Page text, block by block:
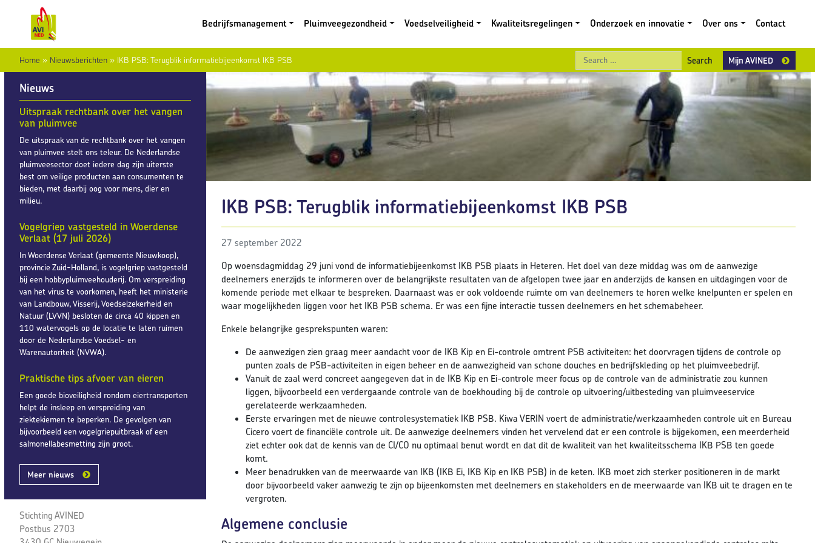
Bedrijfsmanagement
Pluimveegezondheid Voedselveiligheid Kwaliteitsregelingen Onderzoek en innovatie Over ons Contact
Home » Nieuwsberichten » IKB PSB: Terugblik informatiebijeenkomst IKB PSB Search
Mijn AVINED
Nieuws
Uitspraak rechtbank over het vangen
van pluimvee
De uitspraak van de rechtbank over het vangen
van pluimvee stelt ons teleur. De Nederlandse
pluimveesector doet iedere dag zijn uiterste
best om veilige producten aan consumenten te
bieden, met daarbij oog voor mens, dier en
milieu.
Vogelgriep vastgesteld in Woerdense
Verlaat (17 juli 2026)
In Woerdense Verlaat (gemeente Nieuwkoop),
provincie Zuid-Holland, is vogelgriep vastgesteld
bij een hobbypluimveehouderij. Om verspreiding
van het virus te voorkomen, heeft het ministerie
van Landbouw, Visserij, Voedselzekerheid en
Natuur (LVVN) besloten de circa 40 kippen en
110 watervogels op de locatie te laten ruimen
door de Nederlandse Voedsel- en
Warenautoriteit (NVWA).
Praktische tips afvoer van eieren
Een goede bioveiligheid rondom eiertransporten
helpt de insleep en verspreiding van
ziektekiemen te beperken. De gevolgen van
bijvoorbeeld een vogelgriepuitbraak of een
salmonellabesmetting zijn groot.
Meer nieuws
Stichting AVINED
Postbus 2703
IKB PSB: Terugblik informatiebijeenkomst IKB PSB
27 september 2022
Op woensdagmiddag 29 juni vond de informatiebijeenkomst IKB PSB plaats in Heteren. Het doel van deze middag was om de aanwezige
deelnemers enerzijds te informeren over de belangrijkste resultaten van de afgelopen twee jaar en anderzijds de kansen en uitdagingen voor de
komende periode met elkaar te bespreken. Daarnaast was er ook voldoende ruimte om van deelnemers te horen welke knelpunten er spelen en
waar mogelijkheden liggen voor het IKB PSB schema. Er was een fijne interactie tussen deelnemers en het schemabeheer.
Enkele belangrijke gesprekspunten waren:
De aanwezigen zien graag meer aandacht voor de IKB Kip en Ei-controle omtrent PSB activiteiten: het doorvragen tijdens de controle op
punten zoals de PSB-activiteiten in eigen beheer en de aanwezigheid van schone douches en bedrijfskleding op het pluimveebedrijf.
Vanuit de zaal werd concreet aangegeven dat in de IKB Kip en Ei-controle meer focus op de controle van de administratie zou kunnen
liggen, bijvoorbeeld een verdergaande controle van de boekhouding bij de controle op uitvoering/uitbesteding van pluimveeservice
gerelateerde werkzaamheden.
Eerste ervaringen met de nieuwe controlesystematiek IKB PSB. Kiwa VERIN voert de administratie/werkzaamheden controle uit en Bureau
Cicero voert de financiële controle uit. De aanwezige deelnemers vinden het vervelend dat er een controle is bijgekomen, een meerderheid
ziet echter ook dat de kennis van de CI/CO nu optimaal benut wordt en dat dit de kwaliteit van het kwaliteitsschema IKB PSB ten goede
komt.
Meer benadrukken van de meerwaarde van IKB (IKB Ei, IKB Kip en IKB PSB) in de keten. IKB moet zich sterker positioneren in de markt
door bijvoorbeeld vaker aanwezig te zijn op bijeenkomsten met deelnemers en stakeholders en de meerwaarde van IKB uit te dragen en te
vergroten.
Algemene conclusie